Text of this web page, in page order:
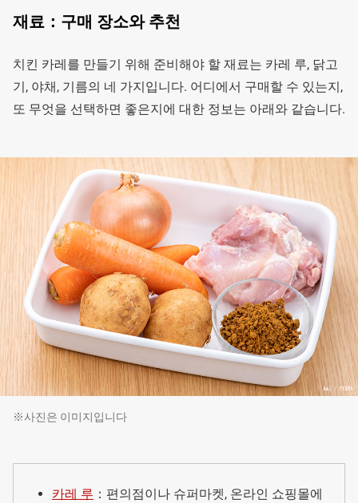
재료：구매 장소와 추천
치킨 카레를 만들기 위해 준비해야 할 재료는 카레 루, 닭고
기, 야채, 기름의 네 가지입니다. 어디에서 구매할 수 있는지,
또 무엇을 선택하면 좋은지에 대한 정보는 아래와 같습니다.
※사진은 이미지입니다
카레 루 ：편의점이나 슈퍼마켓, 온라인 쇼핑몰에